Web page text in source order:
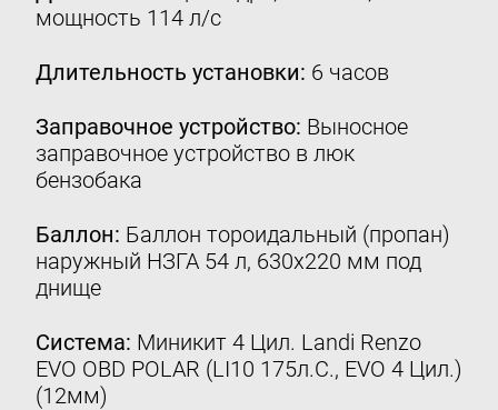
Контакты
8 (800) 777-08-01
пн-пт: с 09:00 до 17:00
info@intergasservice.ru
Оставить отзыв
Email
мощность 114 л/с
Длительность установки: 6 часов
Заправочное устройство: Выносное
заправочное устройство в люк
бензобака
Баллон: Баллон тороидальный (пропан)
наружный НЗГА 54 л, 630х220 мм под
днище
Система: Миникит 4 Цил. Landi Renzo
EVO ОBD POLAR (LI10 175л.С., EVO 4 Цил.)
(12мм)